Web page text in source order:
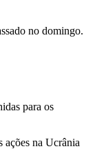
no domingo.
para os
ações na Ucrânia